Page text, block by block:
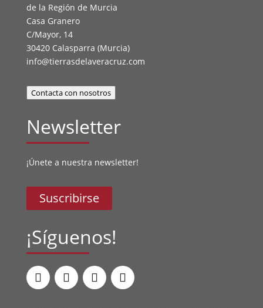
de la Región de Murcia
Casa Granero
C/Mayor, 14
30420 Calasparra (Murcia)
info@tierrasdelaveracruz.com
Contacta con nosotros
Newsletter
¡Únete a nuestra newsletter!
Suscribirse
¡Síguenos!